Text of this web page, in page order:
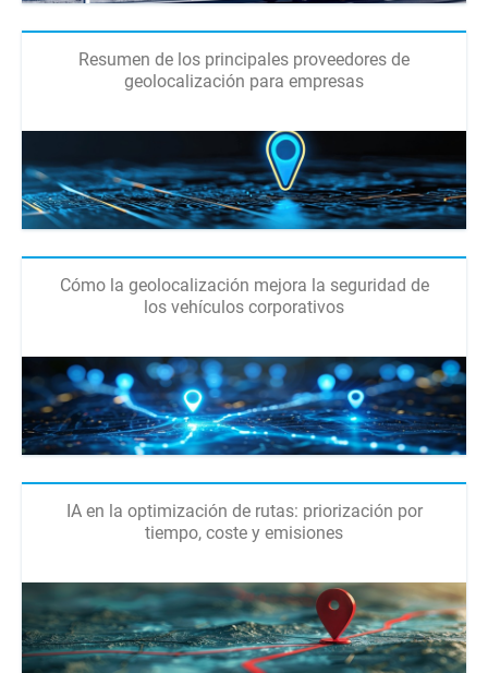
Resumen de los principales proveedores de
geolocalización para empresas
Cómo la geolocalización mejora la seguridad de
los vehículos corporativos
IA en la optimización de rutas: priorización por
tiempo, coste y emisiones